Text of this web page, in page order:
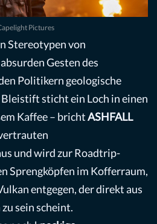
Pictures
Stereotypen von
Gesten des
Politikern geologische
Bleistift sticht ein Loch in einen
Kaffee – brichtASHFALL
und wird zur Roadtrip-
Sprengköpfen im Kofferraum,
entgegen, der direkt aus
sein scheint.